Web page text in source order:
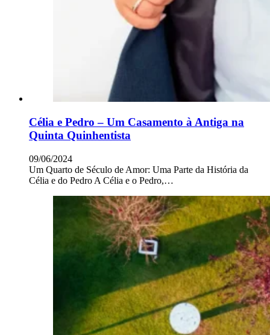
Célia e Pedro – Um Casamento à Antiga na
Quinta Quinhentista
09/06/2024
Um Quarto de Século de Amor: Uma Parte da História da
Célia e do Pedro A Célia e o Pedro,…